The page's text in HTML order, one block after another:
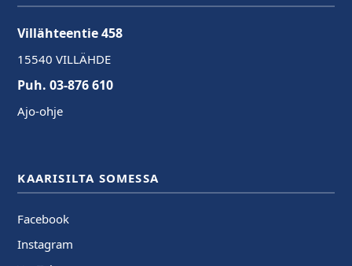
Villähteentie 458
15540 VILLÄHDE
Puh. 03-876 610
Ajo-ohje
KAARISILTA SOMESSA
Facebook
Instagram